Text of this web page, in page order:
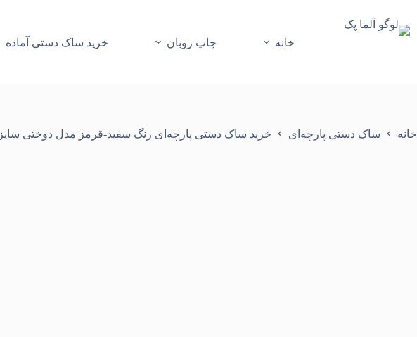
محتوا
خانه چاپ روبان خرید ساک دستی آماده
خانه ساک دستی پارچه‌ای خرید ساک دستی پارچه‌ای رنگ سفید-قرمز مدل دوختی سایز 10×25×25 (بسته 100 عددی)